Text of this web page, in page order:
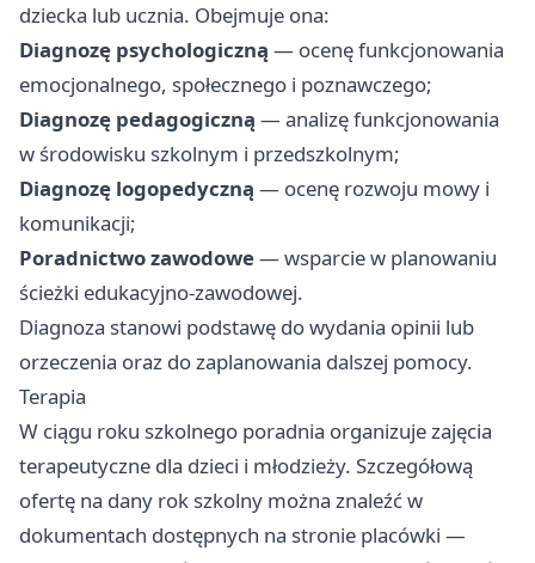
dziecka lub ucznia. Obejmuje ona:
Diagnozę psychologiczną — ocenę funkcjonowania
emocjonalnego, społecznego i poznawczego;
Diagnozę pedagogiczną — analizę funkcjonowania
w środowisku szkolnym i przedszkolnym;
Diagnozę logopedyczną — ocenę rozwoju mowy i
komunikacji;
Poradnictwo zawodowe— wsparcie w planowaniu
ścieżki edukacyjno-zawodowej.
Diagnoza stanowi podstawę do wydania opinii lub
orzeczenia oraz do zaplanowania dalszej pomocy.
Terapia
W ciągu roku szkolnego poradnia organizuje zajęcia
terapeutyczne dla dzieci i młodzieży. Szczegółową
ofertę na dany rok szkolny można znaleźć w
dokumentach dostępnych na stronie placówki —